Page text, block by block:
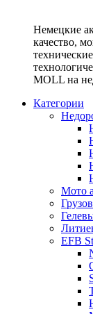
Немецкие
качество,
MOLL на
Категории
Мото
EFB